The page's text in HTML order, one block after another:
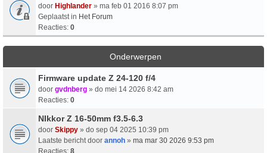
door Highlander » ma feb 01 2016 8:07 pm
Geplaatst in Het Forum
Reacties: 0
Onderwerpen
Firmware update Z 24-120 f/4
door gvdnberg » do mei 14 2026 8:42 am
Reacties: 0
NIkkor Z 16-50mm f3.5-6.3
door Skippy » do sep 04 2025 10:39 pm
Laatste bericht door annoh » ma mar 30 2026 9:53 pm
Reacties: 8